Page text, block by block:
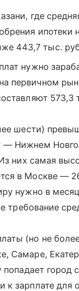
где
ипотеки
443,7 тыс.
нужно
первичном
573,3
шести)
— Нижнем
них самая
в Москве —
нужно в
требование
(но не
Самаре,
зарплате для